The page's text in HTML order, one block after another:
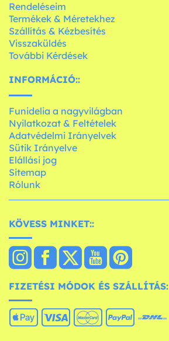
Rendeléseim
Termékek & Méretekhez
Szállítás & Kézbesítés
Visszaküldés
További Kérdések
INFORMÁCIÓ::
Funidelia a nagyvilágban
Nyilatkozat & Feltételek
Adatvédelmi Irányelvek
Sütik Irányelve
Elállási jog
Sitemap
Rólunk
KÖVESS MINKET::
FIZETÉSI MÓDOK ÉS SZÁLLÍTÁS: